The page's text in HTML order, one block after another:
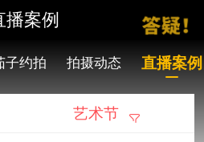
播案例
子约拍 拍摄动态 直播案例
艺术节